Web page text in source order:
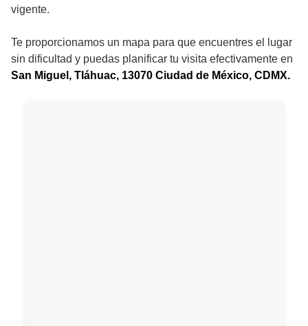
vigente.
Te proporcionamos un mapa para que encuentres el lugar
sin dificultad y puedas planificar tu visita efectivamente en
San Miguel, Tláhuac, 13070 Ciudad de México, CDMX.